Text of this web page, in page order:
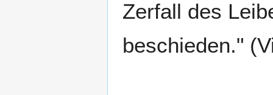
Zerfall des
beschieden."